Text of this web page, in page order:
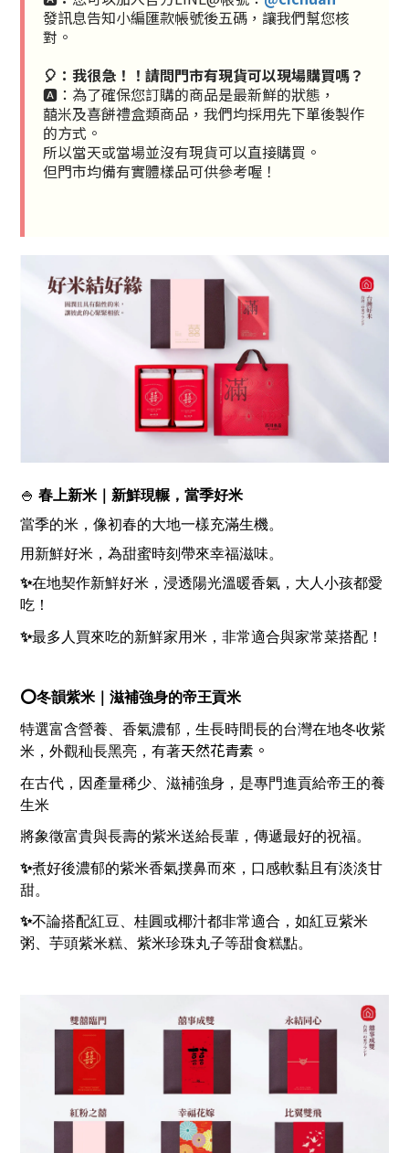
發訊息告知小編匯款帳號後五碼，讓我們幫您核
對。
🎈： 我很急！！ 請問門市有現貨可以現場購買嗎？
🅰️：為了確保您訂購的商品是最新鮮的狀態，
囍米及喜餅禮盒類商品，我們均採用先下單後製作
的方式。
所以當天或當場並沒有現貨可以直接購買。
但門市均備有實體樣品可供參考喔！
🍚 春上新米｜新鮮現輾，當季好米
當季的米，像初春的大地一樣充滿生機。
用新鮮好米，為甜蜜時刻帶來幸福滋味。
✨在地契作新鮮好米，浸透陽光溫暖香氣，大人小孩都愛
吃！
✨最多人買來吃的新鮮家用米，非常適合與家常菜搭配！
⭕冬韻紫米｜滋補強身的帝王貢米
特選富含營養、香氣濃郁，生長時間長的台灣在地冬收紫
米，外觀秈長黑亮，有著天然花青素。
在古代，因產量稀少、滋補強身，是專門進貢給帝王的養
生米
將象徵富貴與長壽的紫米送給長輩，傳遞最好的祝福。
✨煮好後濃郁的紫米香氣撲鼻而來，口感軟黏且有淡淡甘
甜。
✨不論搭配紅豆、桂圓或椰汁都非常適合，如紅豆紫米
粥、芋頭紫米糕、紫米珍珠丸子等甜食糕點。